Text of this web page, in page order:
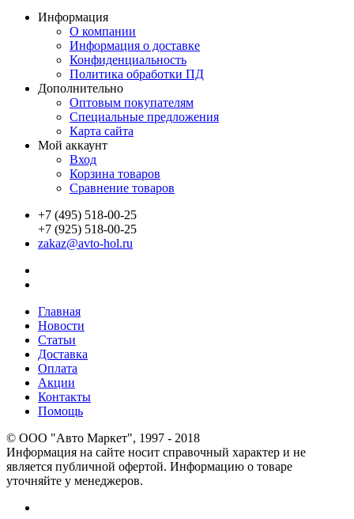
Информация
О компании
Информация о доставке
Конфиденциальность
Политика обработки ПД
Дополнительно
Оптовым покупателям
Специальные предложения
Карта сайта
Мой аккаунт
Вход
Корзина товаров
Сравнение товаров
+7 (495) 518-00-25
+7 (925) 518-00-25
zakaz@avto-hol.ru
Главная
Новости
Статьи
Доставка
Оплата
Акции
Контакты
Помощь
© OOO "Авто Маркет", 1997 - 2018
Информация на сайте носит справочный характер и не
является публичной офертой. Информацию о товаре
уточняйте у менеджеров.